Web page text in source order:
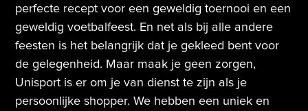
perfecte recept voor een geweldig toernooi en een
geweldig voetbalfeest. En net als bij alle andere
feesten is het belangrijk dat je gekleed bent voor
de gelegenheid. Maar maak je geen zorgen,
Unisport is er om je van dienst te zijn als je
persoonlijke shopper. We hebben een uniek en